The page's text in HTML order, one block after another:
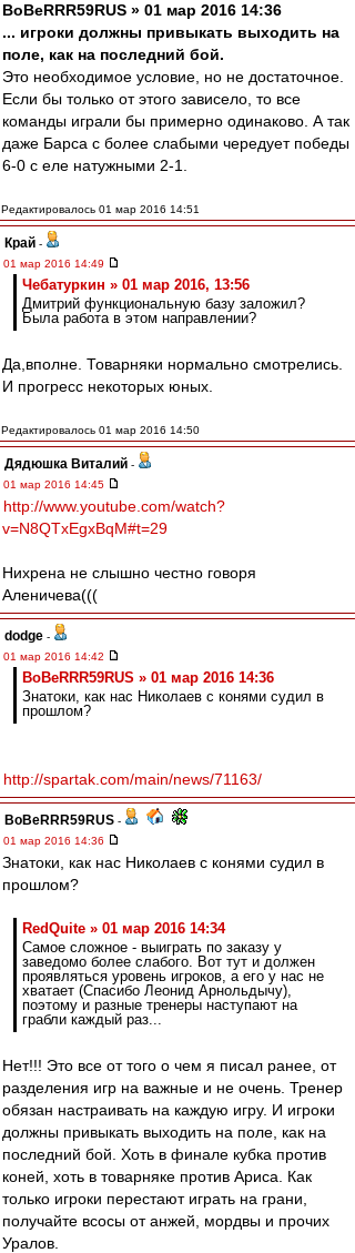
BoBeRRR59RUS » 01 мар 2016 14:36
... игроки должны привыкать выходить на
поле, как на последний бой.
Это необходимое условие, но не достаточное.
Если бы только от этого зависело, то все
команды играли бы примерно одинаково. А так
даже Барса с более слабыми чередует победы
6-0 с еле натужными 2-1.
Редактировалось 01 мар 2016 14:51
Край -
01 мар 2016 14:49
Чебатуркин » 01 мар 2016, 13:56
Дмитрий функциональную базу заложил?
Была работа в этом направлении?
Да,вполне. Товарняки нормально смотрелись.
И прогресс некоторых юных.
Редактировалось 01 мар 2016 14:50
Дядюшка Виталий -
01 мар 2016 14:45
http://www.youtube.com/watch?
v=N8QTxEgxBqM#t=29
Нихрена не слышно честно говоря
Аленичева(((
dodge -
01 мар 2016 14:42
BoBeRRR59RUS » 01 мар 2016 14:36
Знатоки, как нас Николаев с конями судил в
прошлом?
http://spartak.com/main/news/71163/
BoBeRRR59RUS -
01 мар 2016 14:36
Знатоки, как нас Николаев с конями судил в
прошлом?
RedQuite » 01 мар 2016 14:34
Самое сложное - выиграть по заказу у
заведомо более слабого. Вот тут и должен
проявляться уровень игроков, а его у нас не
хватает (Спасибо Леонид Арнольдычу),
поэтому и разные тренеры наступают на
грабли каждый раз...
Нет!!! Это все от того о чем я писал ранее, от
разделения игр на важные и не очень. Тренер
обязан настраивать на каждую игру. И игроки
должны привыкать выходить на поле, как на
последний бой. Хоть в финале кубка против
коней, хоть в товарняке против Ариса. Как
только игроки перестают играть на грани,
получайте всосы от анжей, мордвы и прочих
Уралов.